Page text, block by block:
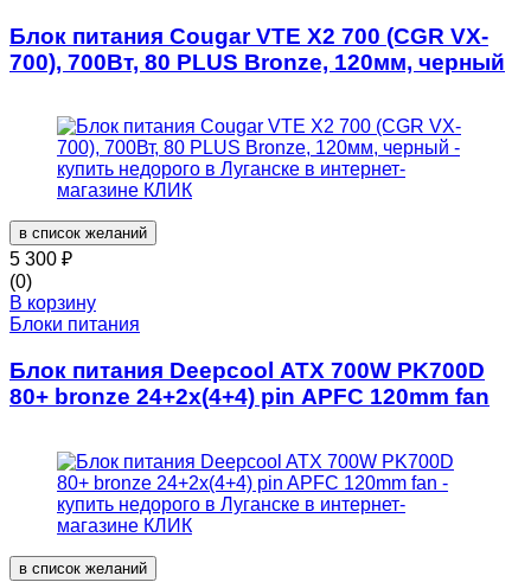
Блок питания Cougar VTE X2 700 (CGR VX-
700), 700Вт, 80 PLUS Bronze, 120мм, черный
в список желаний
5 300 ₽
(0)
В корзину
Блоки питания
Блок питания Deepcool ATX 700W PK700D
80+ bronze 24+2x(4+4) pin APFC 120mm fan
в список желаний